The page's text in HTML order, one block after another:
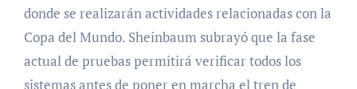
donde se realizarán actividades relacionadas con la
Copa del Mundo. Sheinbaum subrayó que la fase
actual de pruebas permitirá verificar todos los
sistemas antes de poner en marcha el tren de